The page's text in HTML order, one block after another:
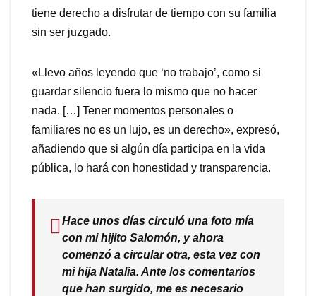
tiene derecho a disfrutar de tiempo con su familia
sin ser juzgado.
«Llevo años leyendo que ‘no trabajo’, como si
guardar silencio fuera lo mismo que no hacer
nada. […] Tener momentos personales o
familiares no es un lujo, es un derecho», expresó,
añadiendo que si algún día participa en la vida
pública, lo hará con honestidad y transparencia.
Hace unos días circuló una foto mía
con mi hijito Salomón, y ahora
comenzó a circular otra, esta vez con
mi hija Natalia. Ante los comentarios
que han surgido, me es necesario